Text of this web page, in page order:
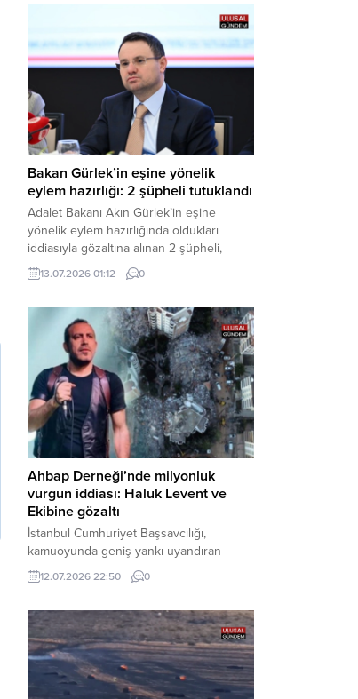
tedbirli olmaya çağırdı. Haber Merkezi –
Çevre, Şehircilik ve İklim Değişikliği
Bakanlığı Meteoroloji Genel Müdürlüğü,
ülke genelini kapsayan son hava...
Bakan Gürlek’in eşine yönelik
eylem hazırlığı: 2 şüpheli tutuklandı
Adalet Bakanı Akın Gürlek’in eşine
yönelik eylem hazırlığında oldukları
iddiasıyla gözaltına alınan 2 şüpheli,
çıkarıldıkları mahkemece tutuklanarak
cezaevine gönderildi. Haber Merkezi –
tarafından yürütülen geniş kapsamlı
soruşturma çerçevesinde gözaltına
alınan şüphelilerin emniyetteki işlemleri
tamamlandı. Güvenlik birimlerindeki
sorgularının ardından yoğun güvenlik
önlemleri altında adliyeye sevk edilen
U.Y. ve...
13.07.2026 01:12 0
Ahbap Derneği’nde milyonluk
vurgun iddiası: Haluk Levent ve
Ekibine gözaltı
İstanbul Cumhuriyet Başsavcılığı,
kamuoyunda geniş yankı uyandıran
Ahbap Derneği’ne yönelik kapsamlı bir
soruşturma başlattığını ve Dernek
şüphelilerin gözaltına alındığını açıkladı.
Yürütülen tahkikatın “Dernekler
Kanunu’na muhalefet”, “suçtan
kaynaklanan mal varlığı değerlerini
aklama” ve “örgüt” suçlamaları
12.07.2026 22:50 0